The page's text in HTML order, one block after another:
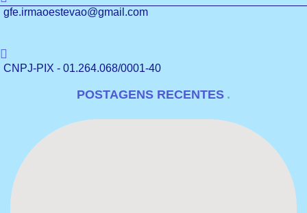
gfe.irmaoestevao@gmail.com
CNPJ-PIX - 01.264.068/0001-40
POSTAGENS RECENTES